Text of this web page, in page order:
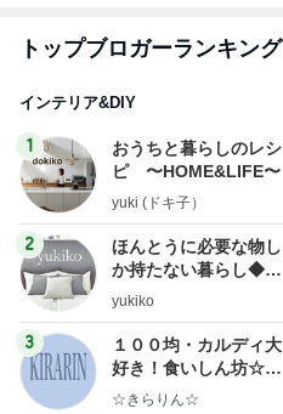
トップブロガーランキング
インテリア&DIY
1
おうちと暮らしのレシ
ピ 〜HOME&LIFE〜
yuki (ドキ子）
2
ほんとうに必要な物し
か持たない暮らし◆Ke
ep Life Simple◆〜イ
yukiko
3
１００均・カルディ大
好き！食いしん坊☆き
らりん☆のブログ
☆きらりん☆